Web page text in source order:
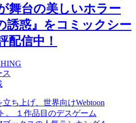
舞台の美しいホラー
誘惑』をコミックシー
配信中！
ス